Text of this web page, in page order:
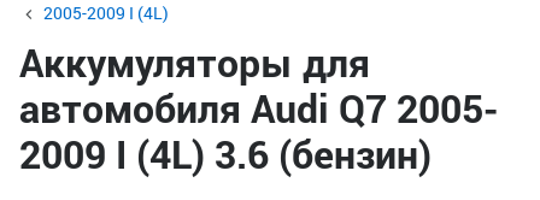
2005-2009 I (4L)
Аккумуляторы для
автомобиля Audi Q7 2005-
2009 I (4L) 3.6 (бензин)